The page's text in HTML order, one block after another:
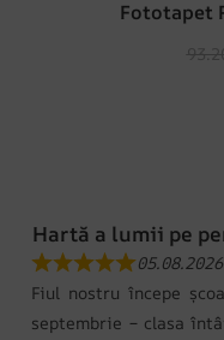
Fototapet
Hartă a lumii pe
05.08.2026
Fiul nostru începe
septembrie – clasa